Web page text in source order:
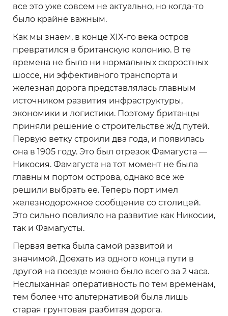
все это уже совсем не актуально, но когда-то
было крайне важным.
Как мы знаем, в конце XIX-го века остров
превратился в британскую колонию. В те
времена не было ни нормальных скоростных
шоссе, ни эффективного транспорта и
железная дорога представлялась главным
источником развития инфраструктуры,
экономики и логистики. Поэтому британцы
приняли решение о строительстве ж/д путей.
Первую ветку строили два года, и появилась
она в 1905 году. Это был отрезок Фамагуста —
Никосия. Фамагуста на тот момент не была
главным портом острова, однако все же
решили выбрать ее. Теперь порт имел
железнодорожное сообщение со столицей.
Это сильно повлияло на развитие как Никосии,
так и Фамагусты.
Первая ветка была самой развитой и
значимой. Доехать из одного конца пути в
другой на поезде можно было всего за 2 часа.
Неслыханная оперативность по тем временам,
тем более что альтернативой была лишь
старая грунтовая разбитая дорога.